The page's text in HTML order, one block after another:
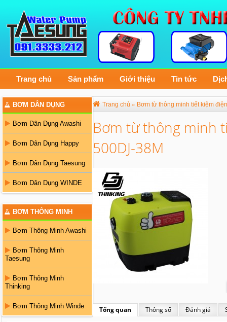
Trang chủ Sản phẩm Giới thiệu Tin tức
BƠM DÂN DỤNG
Bơm Dân Dụng Awashi
Bơm Dân Dụng Happy
Bơm Dân Dụng Taesung
Bơm Dân Dụng WINDE
BƠM THÔNG MINH
Bơm Thông Minh Awashi
Bơm Thông Minh
Taesung
Bơm Thông Minh
Thinking
Bơm Thông Minh Winde
Trang chủ » Bơm từ thông minh tiết kiệm
Bơm từ thông minh
500DJ-38M
Tổng quan Thông số Đánh giá